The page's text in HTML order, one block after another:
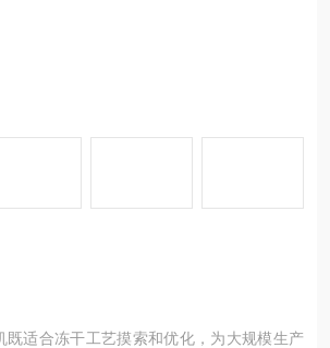
既适合冻干工艺摸索和优化，为大规模生产